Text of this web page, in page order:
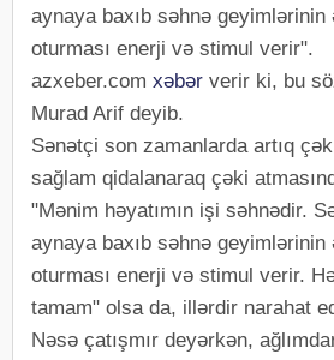
aynaya baxıb səhnə geyimlərinin
oturması enerji və stimul verir".
azxeber.com xəbər verir ki, bu
Murad Arif deyib.
Sənətçi son zamanlarda artıq
sağlam qidalanaraq çəki
"Mənim həyatımın işi səhnədir.
aynaya baxıb səhnə geyimlərinin
oturması enerji və stimul verir.
tamam" olsa da, illərdir narahat
Nəsə çatışmır deyərkən,